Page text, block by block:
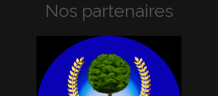
Nos partenaires